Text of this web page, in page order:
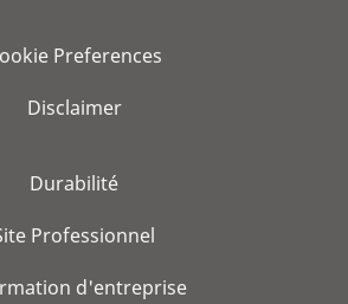
Preferences
Disclaimer
Durabilité
Professionnel
d'entreprise